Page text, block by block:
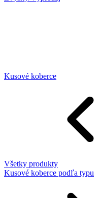
Kusové koberce
Všetky produkty
Kusové koberce podľa typu